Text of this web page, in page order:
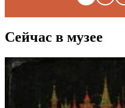
Сейчас в музее